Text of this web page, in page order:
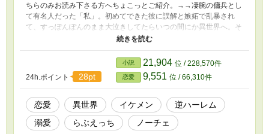
ちらのみお読み下さる方へちょこっとご紹介。→→凄腕の傭兵とし
て有名人だった「私」。初めてできた彼に誤解と嫉妬で乱暴され
て、すっぽんぽんのまま大泣きしてたらいつの間にか異世界へ。そ
こで出会った麗しい三公爵様+人外の美貌の騎士様（注：いずれも
変態臭漂う）に囲い込まれ、戦ったり陰謀に巻き込まれるうちに、
気が付いたら四人全員と結婚することになっていた。そんな「私」
と彼らと、「私」に入れあげるちょっぴり不憫な男のサイド・スト
ーリー。→→時系列無視、かつ不定期投稿となります。また、一話
完結、前後編、数話になる中編などいくつも増える予定ですので、
とりあえず「連載中」表示としておきます。 この作品は当サイト
の他、ムーンライトノベルス、エブリスタ、魔法のiらんどに同一
作品、またはその派生作品を掲載しております。上記サイトの他、
24h.ポイント 28pt
小説 21,904 位 / 228,570件
恋愛 9,551 位 / 66,310件
恋愛 異世界 イケメン
逆ハーレム
溺愛
らぶえっち ノーチェ